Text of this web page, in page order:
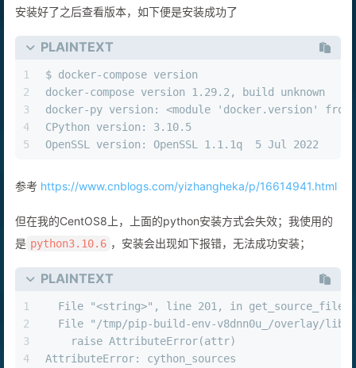
安装好了之后查看版本，如下便是安装成功了
PLAINTEXT
1
2
3
4
5
$ docker-compose version
docker-compose version 1.29.2, build unknown
docker-py version: <module 'docker.version'
CPython version: 3.10.5
OpenSSL version: OpenSSL 1.1.1q  5 Jul 2022
参考 https://www.cnblogs.com/yizhangheka/p/16614941.html
但在我的CentOS8上，上面的python安装方式会失效；我使用的
是 python3.10.6 ，安装会出现如下报错，无法成功安装；
PLAINTEXT
1
2
3
4
  File "<string>", line 201, in get_source_files
File "/tmp/pip-build-env-v8dnn0u_/overlay/
    raise AttributeError(attr)
AttributeError: cython_sources